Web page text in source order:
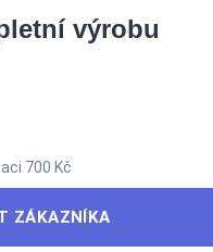
výrobu
700 Kč
ZÁKAZNÍKA